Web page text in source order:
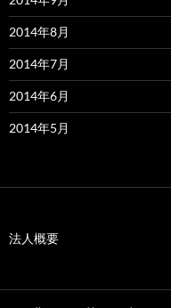
2014年8月
2014年7月
2014年6月
2014年5月
法人概要